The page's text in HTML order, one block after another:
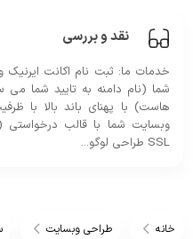
نقد و بررسی
شما (نام دامنه به تایید شما
وبسایت شما با قالب
SSL طراحی لوگو...
خانه طراحی وبسایت